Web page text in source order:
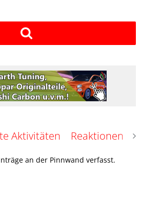
Aktivitäten Reaktionen
an der Pinnwand verfasst.